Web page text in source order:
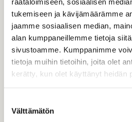
tukemiseen ja kävijämäärämme
jaamme sosiaalisen median,
alan kumppaneillemme tietoja
sivustoamme. Kumppanimme
tietoja muihin tietoihin, joita olet
kerätty, kun olet käyttänyt heidän
valinta
Välttämätön
American Cookie
VL
Yksittäinen